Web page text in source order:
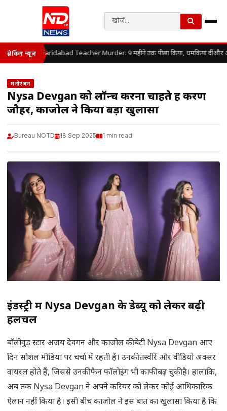
ब्रेकिंग न्यूज़ Faridabad Teacher Murder: 9 महीने तक पीछा किया, धमकियां दीं
मनोरंजन
Nysa Devgan को लॉन्च करना चाहते हैं करण
जौहर, काजोल ने किया बड़ा खुलासा
Bureau NOTD 18 Sep 2025 1 min read
इंडस्ट्री में Nysa Devgan के डेब्यू को लेकर बढ़ी
हलचल
बॉलीवुड स्टार अजय देवगन और काजोल की बेटी Nysa Devgan आए
दिन सोशल मीडिया पर चर्चा में रहती हैं। उनकी तस्वीरें और वीडियो अक्सर
वायरल होते हैं, जिससे उनकी फैन फॉलोइंग भी काफी बढ़ चुकी है। हालांकि,
अब तक Nysa Devgan ने अपने करियर को लेकर कोई आधिकारिक
ऐलान नहीं किया है। इसी बीच काजोल ने इस बात का खुलासा किया है कि